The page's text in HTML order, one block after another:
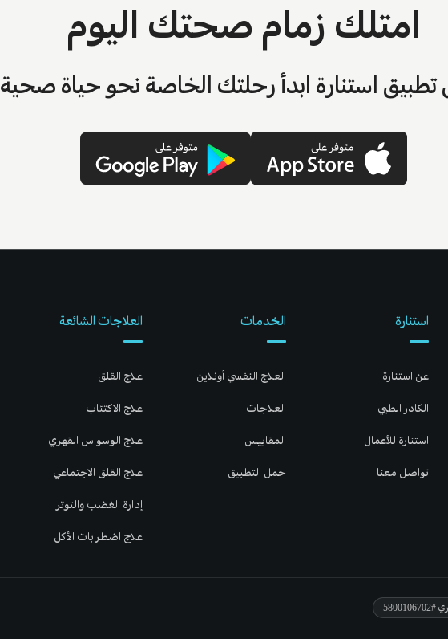
امتلك زمام صحتك اليوم
استنارة ابدأ رحلتك الخاصة نحو حياة صحية
استنارة
عن استنارة
الكادر الطبي
استنارة للأعمال
تواصل معنا
الخدمات
العلاج النفسي أونلاين
العلاجات
المقاييس
حمل التطبيق
العلاجات الشائعة
علاج القلق
علاج الاكتئاب
علاج الوسواس القهري
علاج القلق الاجتماعي
إدارة الغضب والتوتر
علاج اضطرابات الأكل
#5800106702